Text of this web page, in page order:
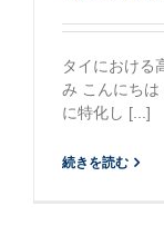
タイにおける
み こんにち
に特化し [...]
続きを読む